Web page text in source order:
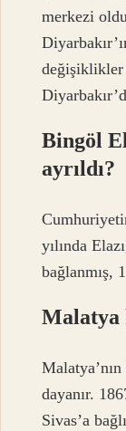
merkezi
değişiklikler
Bingöl
ayrıldı?
yılında
bağlanmış,
Malatya
Malatya’nın
dayanır.
Sivas’a